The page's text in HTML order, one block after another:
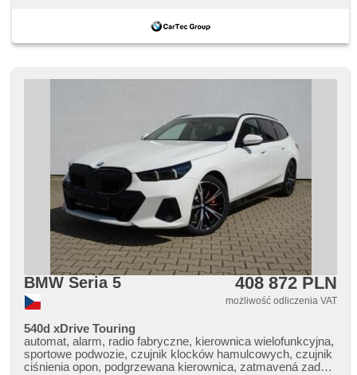
BMW Seria 5 408 872 PLN
możliwość odliczenia VAT
540d xDrive Touring
automat, alarm, radio fabryczne, kierownica wielofunkcyjna,
sportowe podwozie, czujnik klocków hamulcowych, czujnik
ciśnienia opon, podgrzewana kierownica, zatmavená zadní